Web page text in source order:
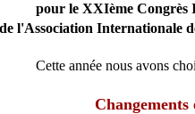
pour le XXIème Congrès
l'Association Internationale
Cette année nous avons